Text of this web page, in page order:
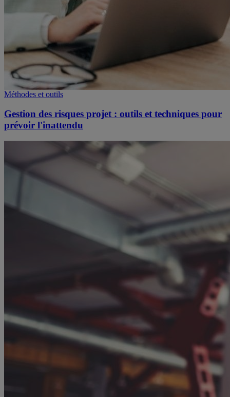
Méthodes et outils
Gestion des risques projet : outils et techniques pour
prévoir l'inattendu